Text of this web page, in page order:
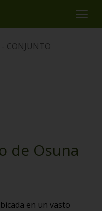
CONJUNTO
de Osuna
en un vasto